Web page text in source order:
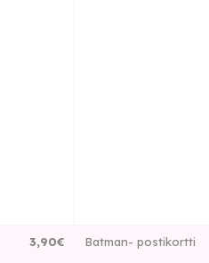
3,90€ Batman- postikortti